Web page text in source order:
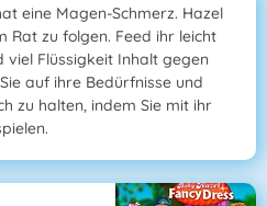
eine Magen-Schmerz. Hazel
Rat zu folgen. Feed ihr leicht
viel Flüssigkeit Inhalt gegen
auf ihre Bedürfnisse und
zu halten, indem Sie mit ihr